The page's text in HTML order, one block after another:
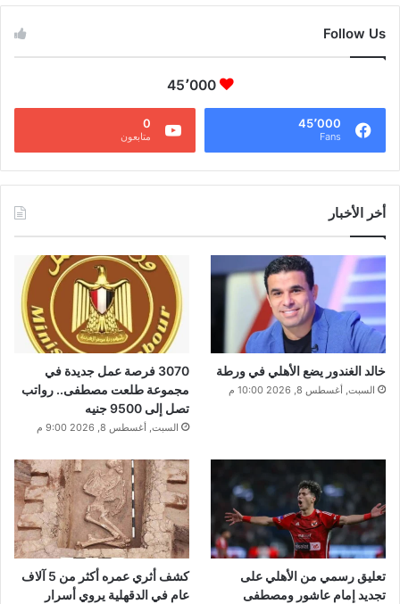
Follow Us
45٬000
45٬000
Fans
0
متابعون
أخر الأخبار
خالد الغندور يضع الأهلي في ورطة
السبت, أغسطس 8, 2026 10:00 م
3070 فرصة عمل جديدة في
مجموعة طلعت مصطفى.. رواتب
تصل إلى 9500 جنيه
السبت, أغسطس 8, 2026 9:00 م
تعليق رسمي من الأهلي على
تجديد إمام عاشور ومصطفى
كشف أثري عمره أكثر من 5 آلاف
عام في الدقهلية يروي أسرار